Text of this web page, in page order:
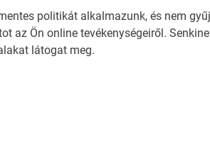
politikát alkalmazunk, és nem
az Ön online tevékenységeiről.
látogat meg.